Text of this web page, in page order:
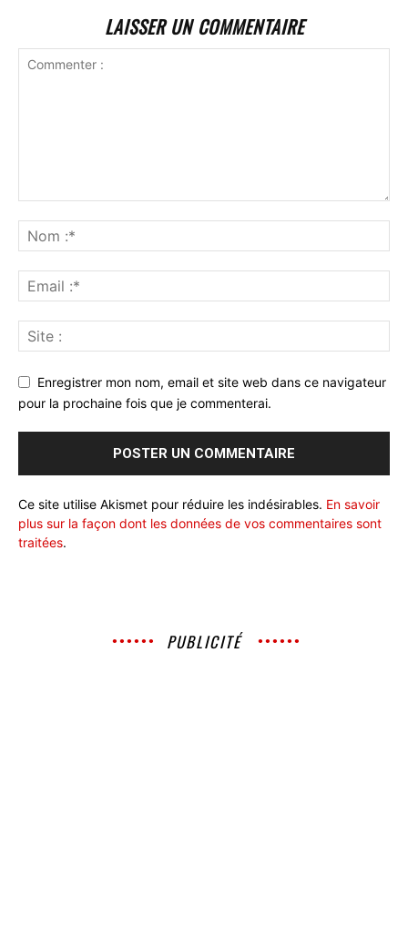
LAISSER UN COMMENTAIRE
Enregistrer mon nom, email et site web dans ce navigateur
pour la prochaine fois que je commenterai.
Ce site utilise Akismet pour réduire les indésirables. En savoir
plus sur la façon dont les données de vos commentaires sont
traitées.
PUBLICITÉ